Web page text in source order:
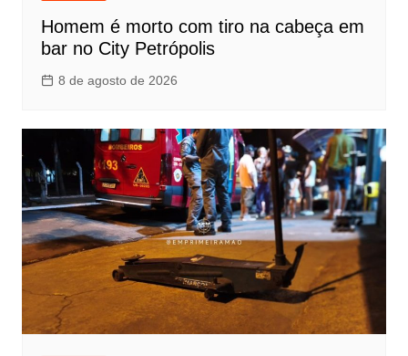
Homem é morto com tiro na cabeça em
bar no City Petrópolis
8 de agosto de 2026